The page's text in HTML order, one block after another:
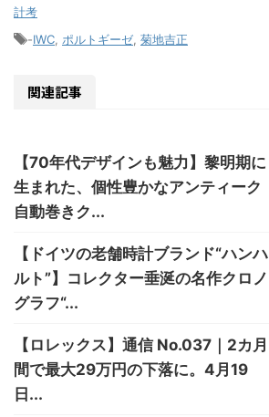
計考
-IWC ポルトギーゼ 菊地吉正
関連記事
【70年代デザインも魅力】黎明期に
生まれた、個性豊かなアンティーク
自動巻きク...
【ドイツの老舗時計ブランド“ハンハ
ルト”】コレクター垂涎の名作クロノ
グラフ“...
【ロレックス】通信 No.037｜2カ月
間で最大29万円の下落に。4月19
日...